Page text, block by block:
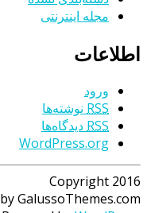
مجله اینترنتی
اطلاعات
ورود
RSS نوشته‌ها
RSSدیدگاه‌ها
WordPress.org
Copyright 2016
by GalussoThemes.com